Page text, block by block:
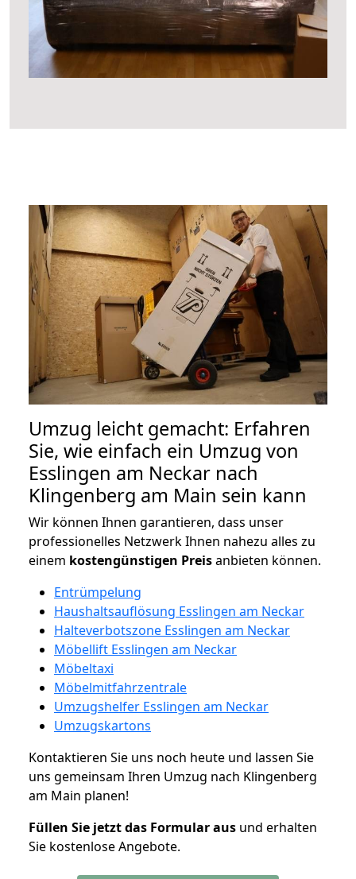
Umzug leicht gemacht: Erfahren
Sie, wie einfach ein Umzug von
Esslingen am Neckar nach
Klingenberg am Main sein kann
Wir können Ihnen garantieren, dass unser
professionelles Netzwerk Ihnen nahezu alles zu
einem kostengünstigen Preisanbieten können.
Entrümpelung
Haushaltsauflösung Esslingen am Neckar
Halteverbotszone Esslingen am Neckar
Möbellift Esslingen am Neckar
Möbeltaxi
Möbelmitfahrzentrale
Umzugshelfer Esslingen am Neckar
Umzugskartons
Kontaktieren Sie uns noch heute und lassen Sie
uns gemeinsam Ihren Umzug nach Klingenberg
am Main planen!
Füllen Sie jetzt das Formular aus und erhalten
Sie kostenlose Angebote.